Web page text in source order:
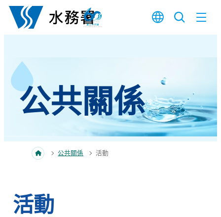
跳至內容
公共關係
公共關係 活動
活動